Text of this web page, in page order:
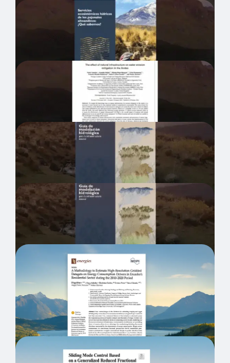
Servicios ecosistémicos hídricos de los
pajonales altoandinos: ¿Qué sabemos?
The effect of natural infrastructure on
water erosion mitigation in the Andes
Guide to Hydrologic Modeling of
Natural Infrastructure
Guia de Modelación Hidrológica para la
Infraestructura Natural
A Methodology to Estimate High-
Resolution Gridded Datasets on Energy
Consumption Drivers in Ecuador’s
Residential Sector during the 2010–
2020 Period.
Sliding Mode Control Based on a